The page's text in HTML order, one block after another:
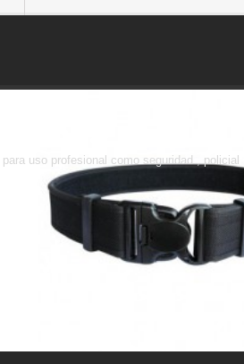
uso profesional como seguridad ,